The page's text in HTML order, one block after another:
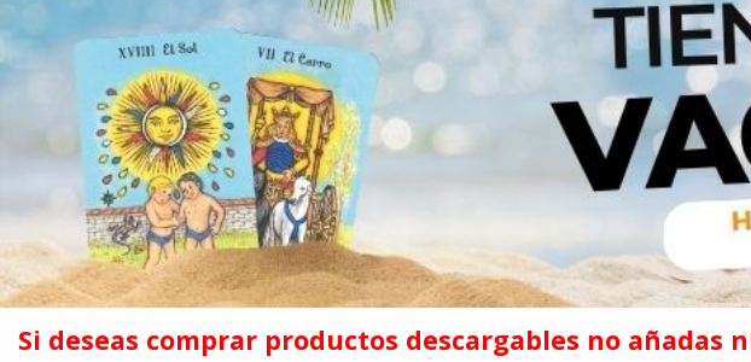
Si deseas comprar productos descargables no